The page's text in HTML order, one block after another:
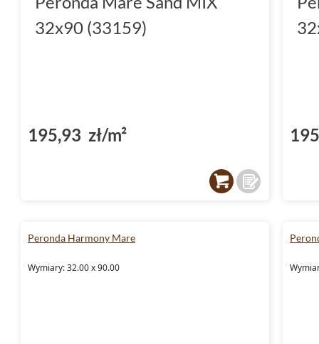
32x90 (33159)
195,93 zł/m²
Peronda Harmony Mare
Wymiary: 32.00 x 90.00